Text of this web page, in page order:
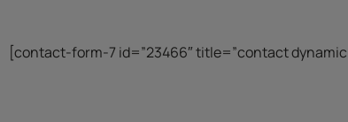
[contact-form-7 id=”23466″ title=”contact dynamic